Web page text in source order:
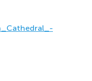
Cathedral_-